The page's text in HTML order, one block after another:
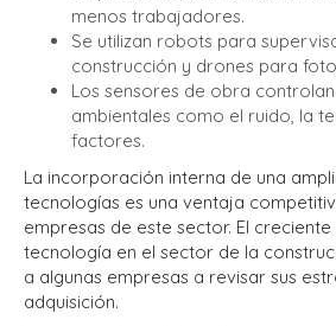
menos trabajadores.
Se utilizan robots para
construcción y drones para
Los sensores de obra
ambientales como el ruido, la
factores.
La incorporación interna de una
tecnologías es una ventaja
empresas de este sector. El
tecnología en el sector de la
a algunas empresas a revisar sus
adquisición.